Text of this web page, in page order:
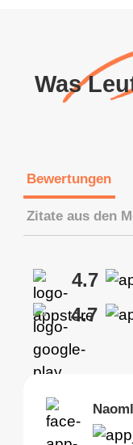
Was
Bewertungen
Zitate aus den
4.7
4.7
Brias